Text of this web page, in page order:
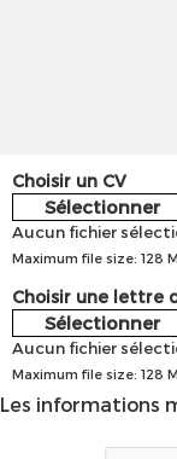
Choisir un CV
Sélectionner
Aucun fichier
Maximum file size: 128
Choisir une lettre
Sélectionner
Aucun fichier
Maximum file size: 128
Les informations